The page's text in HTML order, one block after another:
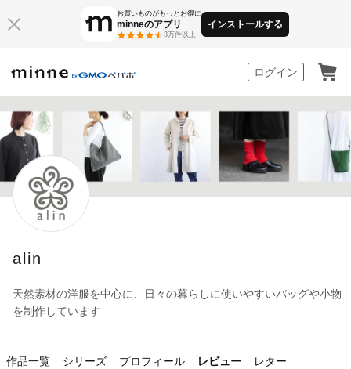
お買いものがもっとお得に
minneのアプリ
3万件以上
インストールする
ログイン
alin
天然素材の洋服を中心に、日々の暮らしに使いやすいバッグや小物
を制作しています
作品一覧 シリーズ プロフィール レビュー レター